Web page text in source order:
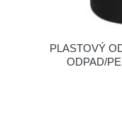
PLASTOVÝ
ODPAD/